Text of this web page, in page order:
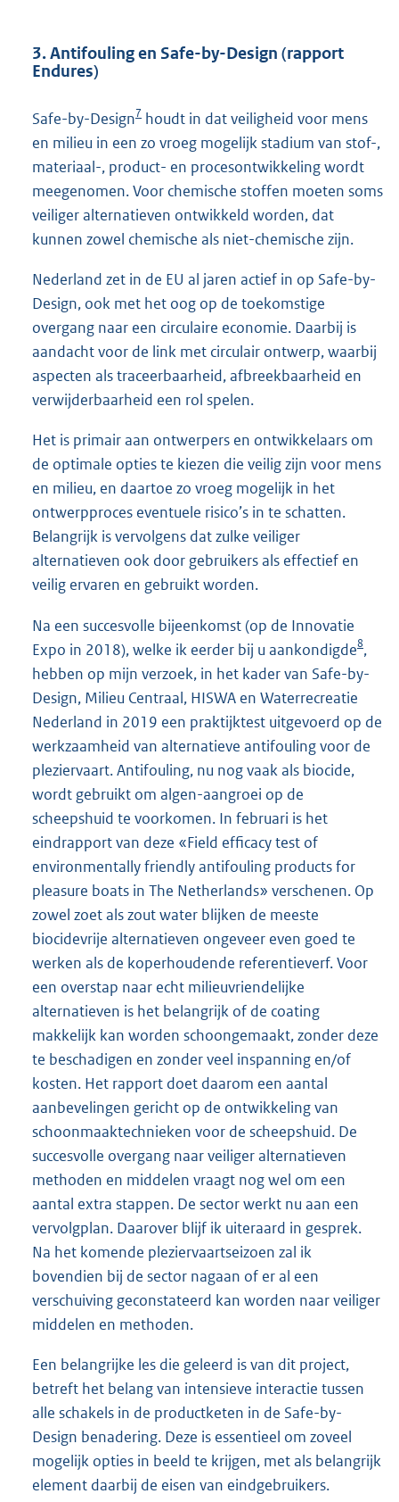
3. Antifouling en Safe-by-Design (rapport
Endures)
Safe-by-Design7 houdt in dat veiligheid voor mens
en milieu in een zo vroeg mogelijk stadium van stof-,
materiaal-, product- en procesontwikkeling wordt
meegenomen. Voor chemische stoffen moeten soms
veiliger alternatieven ontwikkeld worden, dat
kunnen zowel chemische als niet-chemische zijn.
Nederland zet in de EU al jaren actief in op Safe-by-
Design, ook met het oog op de toekomstige
overgang naar een circulaire economie. Daarbij is
aandacht voor de link met circulair ontwerp, waarbij
aspecten als traceerbaarheid, afbreekbaarheid en
verwijderbaarheid een rol spelen.
Het is primair aan ontwerpers en ontwikkelaars om
de optimale opties te kiezen die veilig zijn voor mens
en milieu, en daartoe zo vroeg mogelijk in het
ontwerpproces eventuele risico’s in te schatten.
Belangrijk is vervolgens dat zulke veiliger
alternatieven ook door gebruikers als effectief en
veilig ervaren en gebruikt worden.
Na een succesvolle bijeenkomst (op de Innovatie
Expo in 2018), welke ik eerder bij u aankondigde8,
hebben op mijn verzoek, in het kader van Safe-by-
Design, Milieu Centraal, HISWA en Waterrecreatie
Nederland in 2019 een praktijktest uitgevoerd op de
werkzaamheid van alternatieve antifouling voor de
pleziervaart. Antifouling, nu nog vaak als biocide,
wordt gebruikt om algen-aangroei op de
scheepshuid te voorkomen. In februari is het
eindrapport van deze «Field efficacy test of
environmentally friendly antifouling products for
pleasure boats in The Netherlands» verschenen. Op
zowel zoet als zout water blijken de meeste
biocidevrije alternatieven ongeveer even goed te
werken als de koperhoudende referentieverf. Voor
een overstap naar echt milieuvriendelijke
alternatieven is het belangrijk of de coating
makkelijk kan worden schoongemaakt, zonder deze
te beschadigen en zonder veel inspanning en/of
kosten. Het rapport doet daarom een aantal
aanbevelingen gericht op de ontwikkeling van
schoonmaaktechnieken voor de scheepshuid. De
succesvolle overgang naar veiliger alternatieven
methoden en middelen vraagt nog wel om een
aantal extra stappen. De sector werkt nu aan een
vervolgplan. Daarover blijf ik uiteraard in gesprek.
Na het komende pleziervaartseizoen zal ik
bovendien bij de sector nagaan of er al een
verschuiving geconstateerd kan worden naar veiliger
middelen en methoden.
Een belangrijke les die geleerd is van dit project,
betreft het belang van intensieve interactie tussen
alle schakels in de productketen in de Safe-by-
Design benadering. Deze is essentieel om zoveel
mogelijk opties in beeld te krijgen, met als belangrijk
element daarbij de eisen van eindgebruikers.